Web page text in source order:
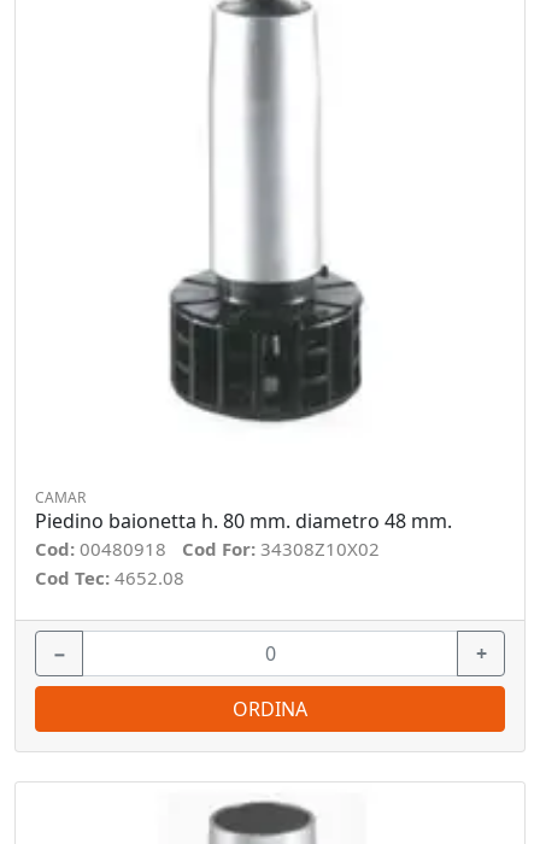
CAMAR
Piedino baionetta h. 80 mm. diametro 48 mm.
Cod: 00480918 Cod For: 34308Z10X02
Cod Tec: 4652.08
− +
ORDINA